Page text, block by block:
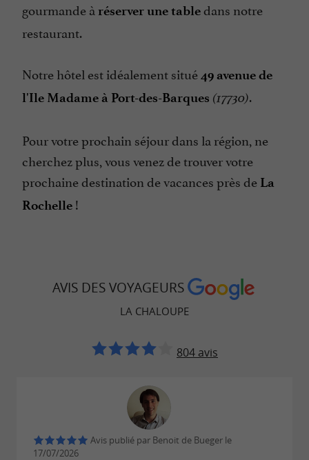
gourmande à réserver une tabledans notre
restaurant.
Notre hôtel est idéalement situé 49 avenue de
l'Ile Madame à Port-des-Barques (17730).
Pour votre prochain séjour dans la région, ne
cherchez plus, vous venez de trouver votre
prochaine destination de vacances près de La
Rochelle !
AVIS DES VOYAGEURS
LA CHALOUPE
804 avis
Avis publié par Benoit de Bueger le
17/07/2026